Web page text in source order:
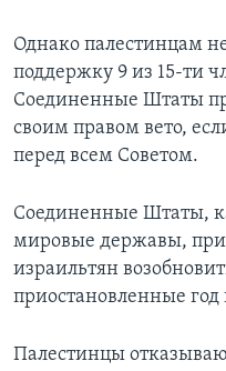
Однако палестинцам
поддержку 9 из 15-ти
Соединенные Штаты
своим правом вето,
перед всем Советом.
Соединенные Штаты,
мировые державы,
израильтян
приостановленные год
Палестинцы